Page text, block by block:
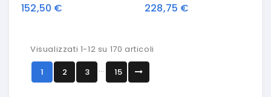
152,50 € 228,75 €
Visualizzati 1-12 su 170 articoli
1
2 3 … 15